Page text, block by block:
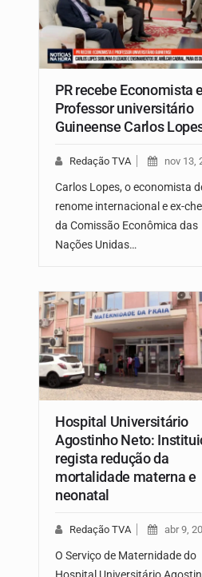
PR recebe Economista e
Professor universitário
Guineense Carlos
Redação TVA nov 13,
Carlos Lopes, o economista
renome internacional e ex-
da Comissão Econômica das
Nações Unidas…
Hospital Universitário
Agostinho Neto:
regista redução da
mortalidade materna e
neonatal
Redação TVA abr 9,
O Serviço de Maternidade do